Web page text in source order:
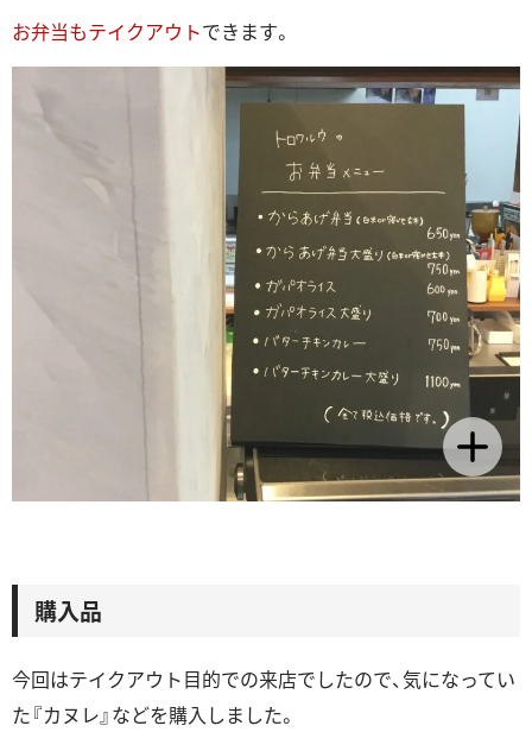
お弁当もテイクアウトできます。
購入品
今回はテイクアウト目的での来店でしたので、気になってい
た『カヌレ』などを購入しました。